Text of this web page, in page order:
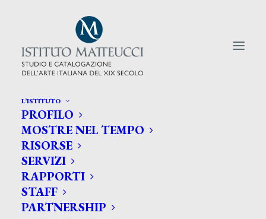
L’ISTITUTO
PROFILO
MOSTRE NEL TEMPO
RISORSE
SERVIZI
RAPPORTI
STAFF
PARTNERSHIP
CERCA TRA GLI ARTISTI:
Search
for: